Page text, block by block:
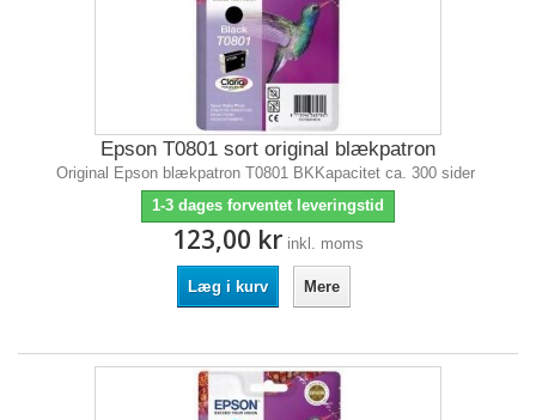
Epson T0801 sort original blækpatron
Original Epson blækpatron T0801 BKKapacitet ca. 300 sider
1-3 dages forventet leveringstid
123,00 kr inkl. moms
Læg i kurv Mere